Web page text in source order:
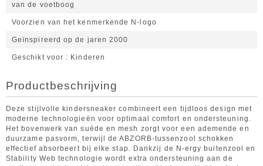
van de voetboog
Voorzien van het kenmerkende N-logo
Geïnspireerd op de jaren 2000
Geschikt voor Kinderen
Productbeschrijving
Deze stijlvolle kindersneaker combineert een tijdloos design met
moderne technologieën voor optimaal comfort en ondersteuning.
Het bovenwerk van suède en mesh zorgt voor een ademende en
duurzame pasvorm, terwijl de ABZORB-tussenzool schokken
effectief absorbeert bij elke stap. Dankzij de N-ergy buitenzool en
Stability Web technologie wordt extra ondersteuning aan de